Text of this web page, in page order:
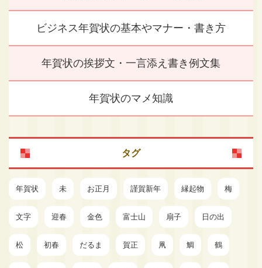
ビジネス年賀状の基本やマナー・書き方
年賀状の挨拶文・一言添え書き例文集
年賀状のマメ知識
タグ
年賀状 未 お正月 謹賀新年 縁起物 梅
文字 迎春 金色 富士山 扇子 日の出
松 初春 だるま 賀正 凧 鯛 鶴